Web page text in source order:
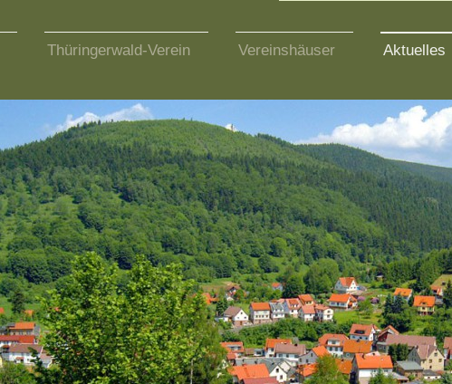
Thüringerwald-Verein Vereinshäuser Aktuelles